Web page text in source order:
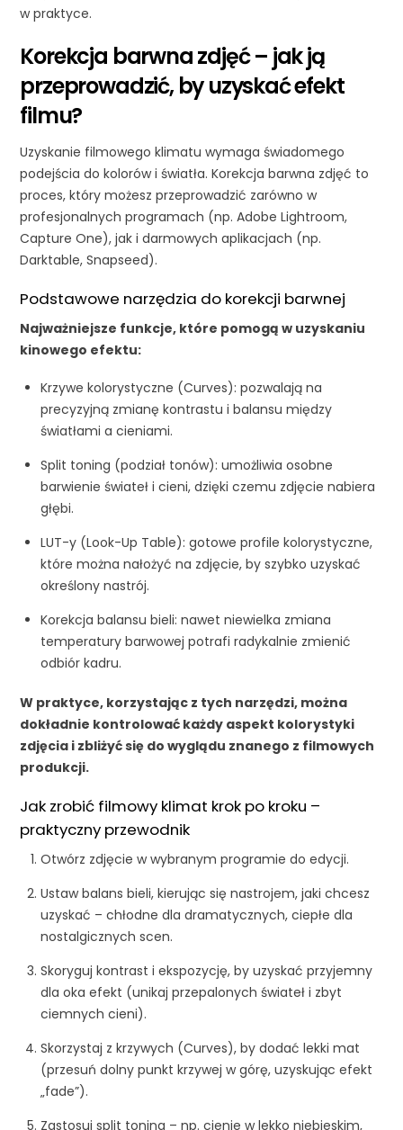
w praktyce.
Korekcja barwna zdjęć – jak ją
przeprowadzić, by uzyskać efekt
filmu?
Uzyskanie filmowego klimatu wymaga świadomego
podejścia do kolorów i światła. Korekcja barwna zdjęć to
proces, który możesz przeprowadzić zarówno w
profesjonalnych programach (np. Adobe Lightroom,
Capture One), jak i darmowych aplikacjach (np.
Darktable, Snapseed).
Podstawowe narzędzia do korekcji barwnej
Najważniejsze funkcje, które pomogą w uzyskaniu
kinowego efektu:
Krzywe kolorystyczne (Curves): pozwalają na
precyzyjną zmianę kontrastu i balansu między
światłami a cieniami.
Split toning (podział tonów): umożliwia osobne
barwienie świateł i cieni, dzięki czemu zdjęcie nabiera
głębi.
LUT-y (Look-Up Table): gotowe profile kolorystyczne,
które można nałożyć na zdjęcie, by szybko uzyskać
określony nastrój.
Korekcja balansu bieli: nawet niewielka zmiana
temperatury barwowej potrafi radykalnie zmienić
odbiór kadru.
W praktyce, korzystając z tych narzędzi, można
dokładnie kontrolować każdy aspekt kolorystyki
zdjęcia i zbliżyć się do wyglądu znanego z filmowych
produkcji.
Jak zrobić filmowy klimat krok po kroku –
praktyczny przewodnik
Otwórz zdjęcie w wybranym programie do edycji.
Ustaw balans bieli, kierując się nastrojem, jaki chcesz
uzyskać – chłodne dla dramatycznych, ciepłe dla
nostalgicznych scen.
Skoryguj kontrast i ekspozycję, by uzyskać przyjemny
dla oka efekt (unikaj przepalonych świateł i zbyt
ciemnych cieni).
Skorzystaj z krzywych (Curves), by dodać lekki mat
(przesuń dolny punkt krzywej w górę, uzyskując efekt
„fade”).
Zastosuj split toning – np. cienie w lekko niebieskim,